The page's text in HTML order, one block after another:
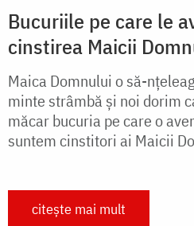
Bucuriile pe care le
cinstirea Maicii
Maica Domnului o să-
minte strâmbă și noi dorim
măcar bucuria pe care o
suntem cinstitori ai Maicii
citește mai mult